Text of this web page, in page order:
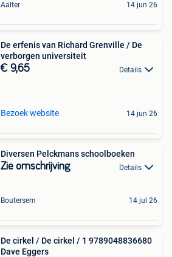
Aalter 14 jun 26
De erfenis van Richard Grenville / De
verborgen universiteit
€ 9,65 Details
Bezoek website 14 jun 26
Diversen Pelckmans schoolboeken
Zie omschrijving Details
Boutersem 14 jul 26
De cirkel / De cirkel / 1 9789048836680
Dave Eggers